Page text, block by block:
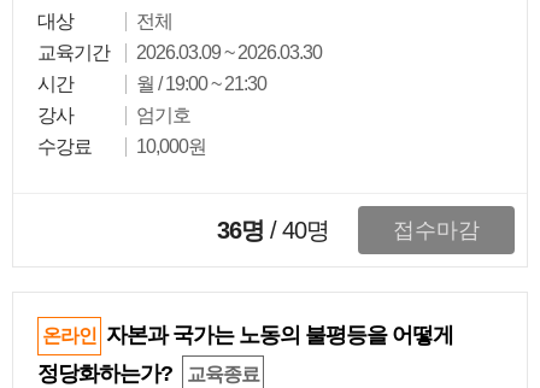
대상
전체
교육기간
2026.03.09 ~ 2026.03.30
시간
월 / 19:00 ~ 21:30
강사
엄기호
수강료
10,000원
36명 /40명 접수마감
온라인 자본과 국가는 노동의 불평등을 어떻게
정당화하는가?
교육종료